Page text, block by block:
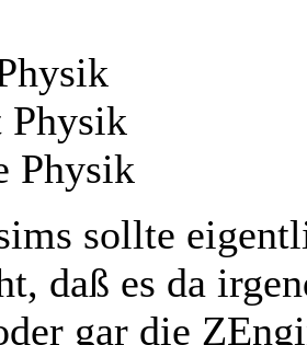
Physik
sollte
daß es da
gar die